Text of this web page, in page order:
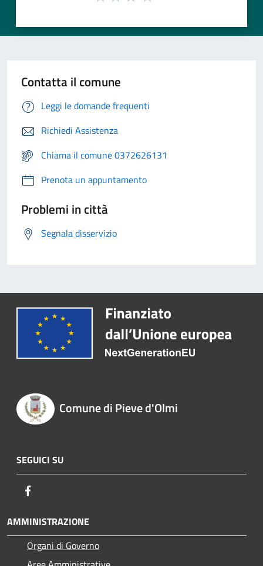
Contatta il comune
Leggi le domande frequenti
Richiedi Assistenza
Chiama il comune 0372626131
Prenota un appuntamento
Problemi in città
Segnala disservizio
Comune di Pieve d'Olmi
SEGUICI SU
AMMINISTRAZIONE
Organi di Governo